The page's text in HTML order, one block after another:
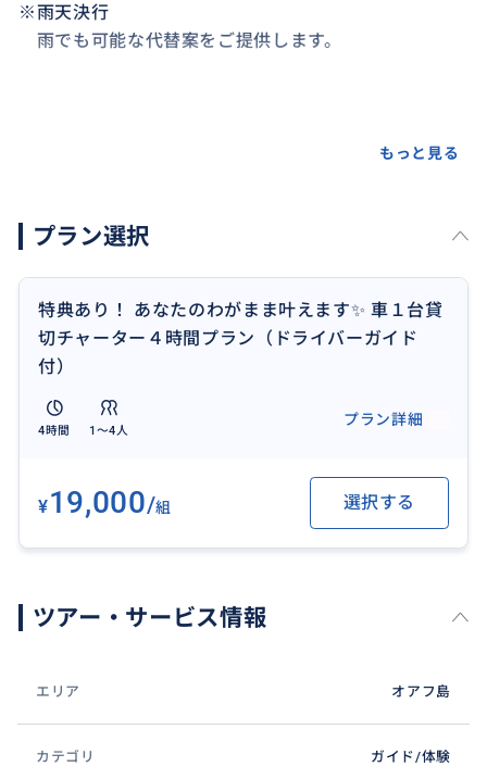
※雨天決行
雨でも可能な代替案をご提供します。
善を尽くしております。
それぞれの条件に合わせたおすすめレストランのご紹
介や予約など、お手伝いさせて頂けることがあればお
気軽にお問い合わせ可能なコンシェルジュサービスを
今なら無料でお付けいたします。
もっと見る
プラン選択
特典あり！ あなたのわがまま叶えます✨ 車１台貸
切チャーター４時間プラン（ドライバーガイド
付）
4時間 1〜4人
プラン詳細
¥19,000/組 選択する
ツアー・サービス情報
エリア オアフ島
カテゴリ ガイド/体験